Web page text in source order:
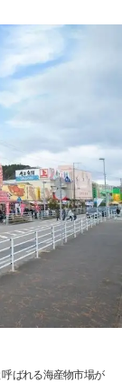
ばれる海産物市場が